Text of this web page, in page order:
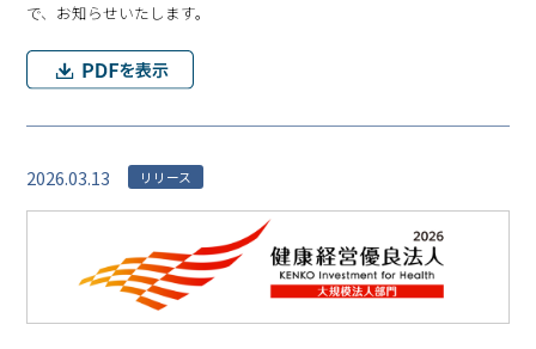
で、お知らせいたします。
2026.03.13 リリース